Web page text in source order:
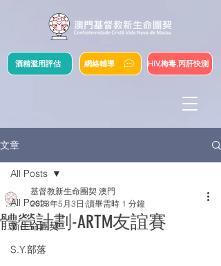
網絡輔導
酒精濫用評估 HIV,梅毒,丙肝快測
文章
All Posts
新生命團契
S.Y.部落
All Posts
體營計劃-ARTM友誼賽
基督教新生命團契 澳門
2023年5月3日 讀畢需時 1 分鐘